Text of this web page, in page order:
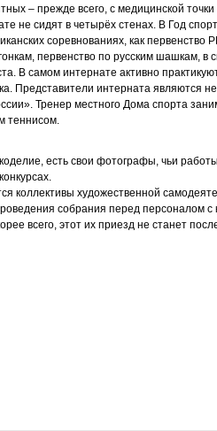
– прежде всего, с медицинской
не сидят в четырёх стенах. В Год
соревнованиях, как первенство
первенство по русским шашкам, в
В самом интернате активно
Представители интерната являются
Тренер местного Дома спорта
теннисом.
есть свои фотографы, чьи
коллективы художественной
собрания перед персоналом с
всего, этот их приезд не станет